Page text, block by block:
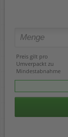
Preis gilt pro
Umverpackt zu
Mindestabnahme